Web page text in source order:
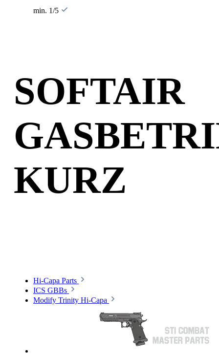
min. 1/5
SOFTAIR
KURZ
Hi-Capa Parts
ICS GBBs
Modify Trinity Hi-Capa